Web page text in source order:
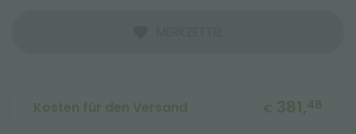
Kosten für den Versand € 381,48